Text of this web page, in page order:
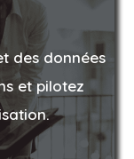
des données
et pilotez